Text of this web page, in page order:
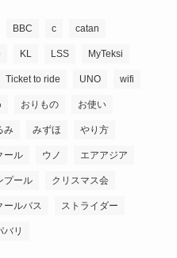
BBC c catan
KL LSS MyTeksi
Ticket to ride UNO wifi
おりもの お使い
み みずほ やり方
ール ウノ エアアジア
プール クリスマス会
ールバス ストライダー
バリ